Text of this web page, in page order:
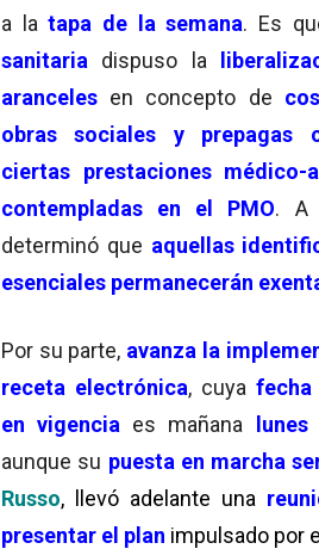
a latapa de la semana. Es
sanitaria dispuso la
aranceles en concepto de
obras sociales y prepagas
ciertas prestaciones médico-
contempladas en el PMO. A
determinó que aquellas
esenciales permanecerán
Por su parte, avanza la
receta electrónica, cuya fecha
en vigencia es mañana
aunque su puesta en marcha
Russo, llevó adelante una
presentar el plan impulsado por